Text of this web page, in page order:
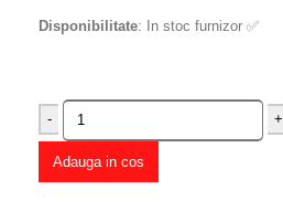
Disponibilitate: In stoc furnizor ✅
- +
Adauga in cos